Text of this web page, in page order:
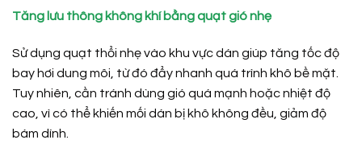
Tăng lưu thông không khí bằng quạt gió nhẹ
Sử dụng quạt thổi nhẹ vào khu vực dán giúp tăng tốc độ
bay hơi dung môi, từ đó đẩy nhanh quá trình khô bề mặt.
Tuy nhiên, cần tránh dùng gió quá mạnh hoặc nhiệt độ
cao, vì có thể khiến mối dán bị khô không đều, giảm độ
bám dính.